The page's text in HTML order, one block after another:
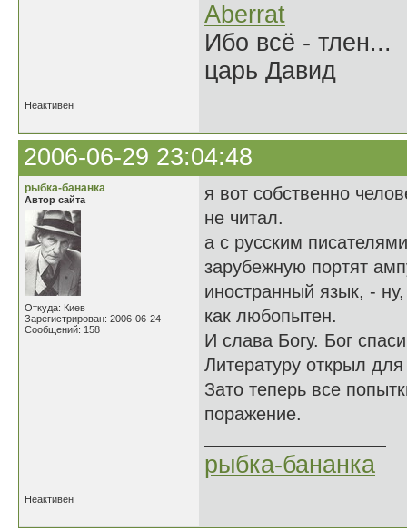
Aberrat
Ибо всё - тлен...
царь Давид
Неактивен
2006-06-29 23:04:48
рыбка-бананка
Автор сайта
Откуда: Киев
Зарегистрирован: 2006-06-24
Сообщений: 158
я вот собственно
не читал.
а с русским
зарубежную портят
иностранный язык, -
как любопытен.
И слава Богу. Бог
Литературу открыл
Зато теперь все
поражение.
рыбка-бананка
Неактивен